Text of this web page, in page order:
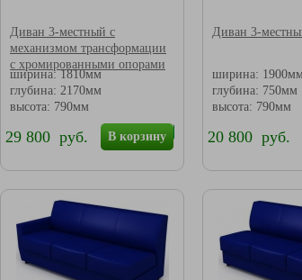
Диван 3-местный с
механизмом трансформации
с хромированными опорами
ширина: 1810мм
глубина: 2170мм
высота: 790мм
В корзину
29 800 руб.
Диван 3-
ширина: 1900мм
глубина: 750мм
высота: 790мм
20 800 руб.